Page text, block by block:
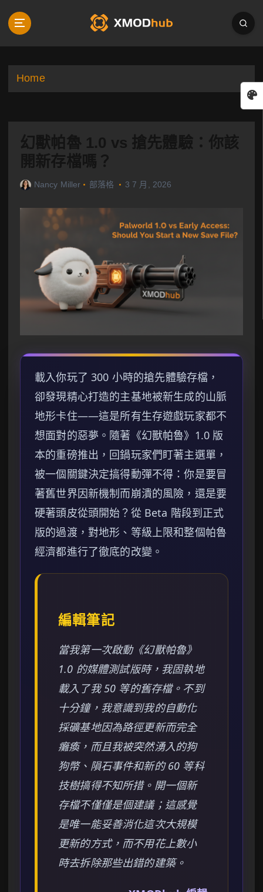
p
Home
幻獸帕魯 1.0 vs 搶先體驗：你該
開新存檔嗎？
Nancy Miller 部落格 3 7 月, 2026
載入你玩了 300 小時的搶先體驗存檔，
卻發現精心打造的主基地被新生成的山脈
地形卡住——這是所有生存遊戲玩家都不
想面對的惡夢。隨著《幻獸帕魯》1.0 版
本的重磅推出，回鍋玩家們盯著主選單，
被一個關鍵決定搞得動彈不得：你是要冒
著舊世界因新機制而崩潰的風險，還是要
硬著頭皮從頭開始？從 Beta 階段到正式
版的過渡，對地形、等級上限和整個帕魯
經濟都進行了徹底的改變。
編輯筆記
當我第一次啟動《幻獸帕魯》
1.0 的媒體測試版時，我固執地
載入了我 50 等的舊存檔。不到
十分鐘，我意識到我的自動化
採礦基地因為路徑更新而完全
癱瘓，而且我被突然湧入的狗
狗幣、隕石事件和新的 60 等科
技樹搞得不知所措。開一個新
存檔不僅僅是個建議；這感覺
是唯一能妥善消化這次大規模
更新的方式，而不用花上數小
時去拆除那些出錯的建築。